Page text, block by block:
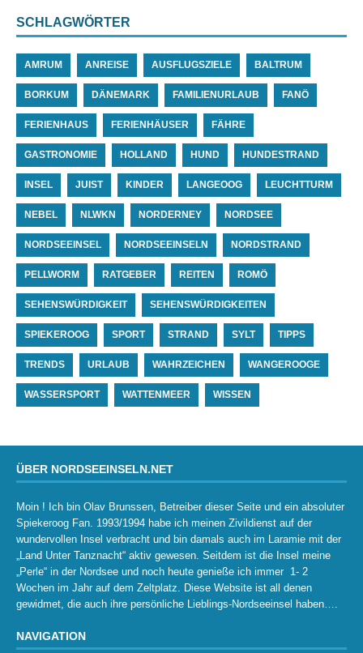
SCHLAGWÖRTER
AMRUM ANREISE AUSFLUGSZIELE BALTRUM
BORKUM DÄNEMARK FAMILIENURLAUB FANÖ
FERIENHAUS FERIENHÄUSER FÄHRE
GASTRONOMIE HOLLAND HUND HUNDESTRAND
INSEL JUIST KINDER LANGEOOG LEUCHTTURM
NEBEL NLWKN NORDERNEY NORDSEE
NORDSEEINSEL NORDSEEINSELN NORDSTRAND
PELLWORM RATGEBER REITEN ROMÖ
SEHENSWÜRDIGKEIT SEHENSWÜRDIGKEITEN
SPIEKEROOG SPORT STRAND SYLT TIPPS
TRENDS URLAUB WAHRZEICHEN WANGEROOGE
WASSERSPORT WATTENMEER WISSEN
ÜBER NORDSEEINSELN.NET
Moin ! Ich bin Olav Brunssen, Betreiber dieser Seite und ein absoluter
Spiekeroog Fan. 1993/1994 habe ich meinen Zivildienst auf der
wundervollen Insel verbracht und bin damals auch im Laramie mit der
„Land Unter Tanznacht“ aktiv gewesen. Seitdem ist die Insel meine
„Perle“ in der Nordsee und noch heute genieße ich immer 1- 2
Wochen im Jahr auf dem Zeltplatz. Diese Website ist all denen
gewidmet, die auch ihre persönliche Lieblings-Nordseeinsel haben….
NAVIGATION